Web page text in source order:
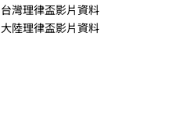
台灣理律盃影片資料
大陸理律盃影片資料